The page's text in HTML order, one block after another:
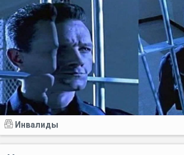
Инвалиды